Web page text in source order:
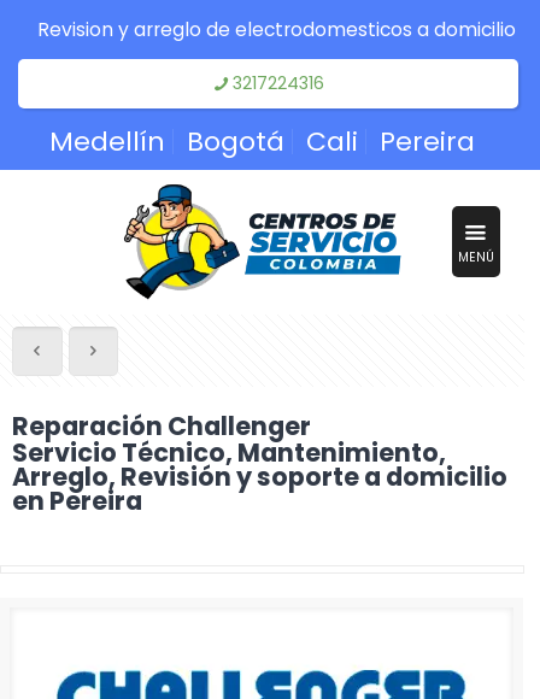
Revision y arreglo de electrodomesticos a domicilio
3217224316
Medellín Bogotá Cali Pereira
MENÚ
Reparación Challenger
Servicio Técnico, Mantenimiento,
Arreglo, Revisión y soporte a domicilio
en Pereira